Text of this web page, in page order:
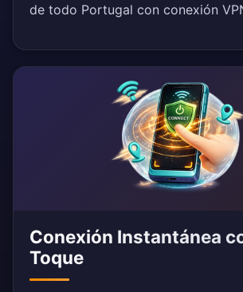
de todo Portugal con conexión
Conexión Instantánea
Toque